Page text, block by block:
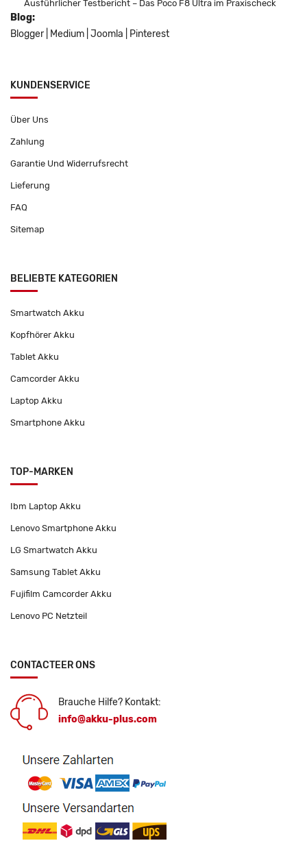
Ausführlicher Testbericht – Das Poco F8 Ultra im Praxischeck
Blog:
Blogger
Medium Joomla Pinterest
KUNDENSERVICE
Über Uns
Zahlung
Garantie Und Widerrufsrecht
Lieferung
FAQ
Sitemap
BELIEBTE KATEGORIEN
Smartwatch Akku
Kopfhörer Akku
Tablet Akku
Camcorder Akku
Laptop Akku
Smartphone Akku
TOP-MARKEN
Ibm Laptop Akku
Lenovo Smartphone Akku
LG Smartwatch Akku
Samsung Tablet Akku
Fujifilm Camcorder Akku
Lenovo PC Netzteil
CONTACTEER ONS
Brauche Hilfe? Kontakt:
info@akku-plus.com